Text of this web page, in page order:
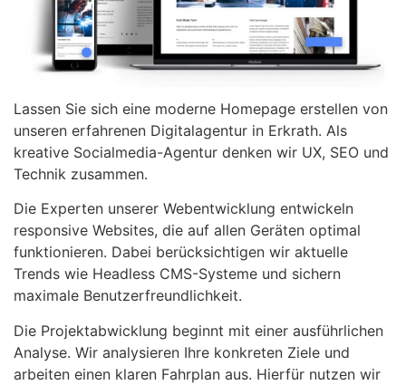
Lassen Sie sich eine moderne Homepage erstellen von
unseren erfahrenen Digitalagentur in Erkrath. Als
kreative Socialmedia-Agentur denken wir UX, SEO und
Technik zusammen.
Die Experten unserer Webentwicklung entwickeln
responsive Websites, die auf allen Geräten optimal
funktionieren. Dabei berücksichtigen wir aktuelle
Trends wie Headless CMS-Systeme und sichern
maximale Benutzerfreundlichkeit.
Die Projektabwicklung beginnt mit einer ausführlichen
Analyse. Wir analysieren Ihre konkreten Ziele und
arbeiten einen klaren Fahrplan aus. Hierfür nutzen wir